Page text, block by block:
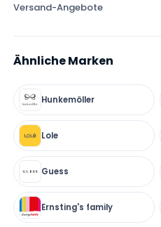
Versand-Angebote
Ähnliche Marken
Hunkemöller
Lole
Guess
Ernsting's family